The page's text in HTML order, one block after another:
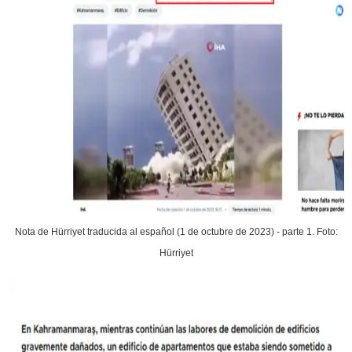
Nota de Hürriyet traducida al español (1 de octubre de 2023) - parte 1. Foto:
Hürriyet